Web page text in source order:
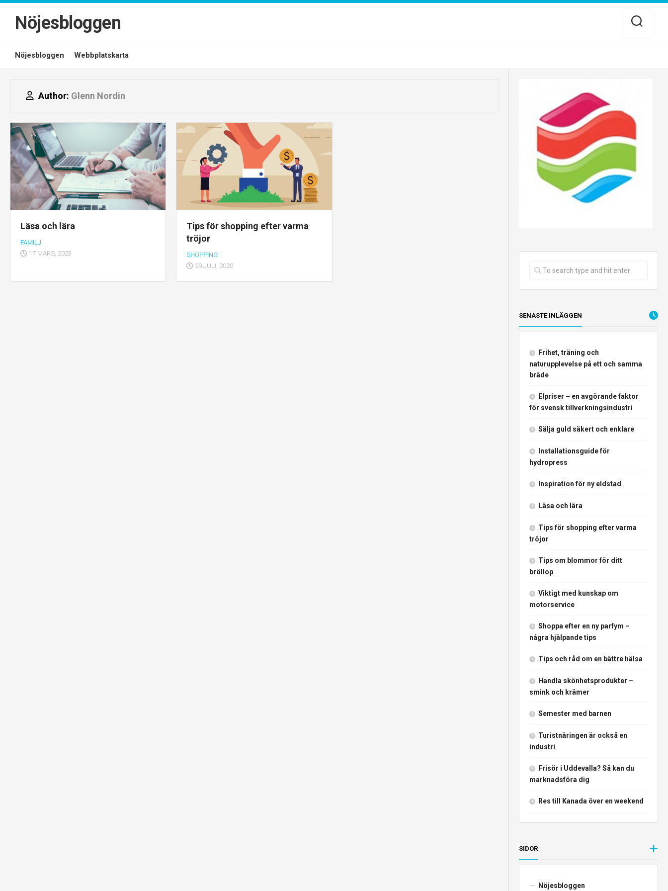
Skip
contentNöjesbloggen
Nöjesbloggen Webbplatskarta
Author: Glenn Nordin
Läsa och lära
FAMILJ
17 MARS, 2023
Tips för shopping efter varma
tröjor
SHOPPING
29 JULI, 2020
SENASTE INLÄGGEN
Frihet, träning och
naturupplevelse på ett och samma
bräde
Elpriser – en avgörande faktor
för svensk tillverkningsindustri
Sälja guld säkert och enklare
Installationsguide för
hydropress
Inspiration för ny eldstad
Läsa och lära
Tips för shopping efter varma
tröjor
Tips om blommor för ditt
bröllop
Viktigt med kunskap om
motorservice
Shoppa efter en ny parfym –
några hjälpande tips
Tips och råd om en bättre hälsa
Handla skönhetsprodukter –
smink och krämer
Semester med barnen
Turistnäringen är också en
industri
Frisör i Uddevalla? Så kan du
marknadsföra dig
Res till Kanada över en weekend
SIDOR
Nöjesbloggen